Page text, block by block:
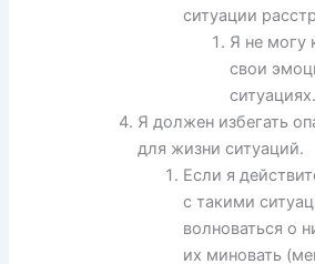
ситуации
Я не могу
свои
ситуациях.
Я должен избегать
для жизни ситуаций.
Если я
с такими
волноваться о
их миновать